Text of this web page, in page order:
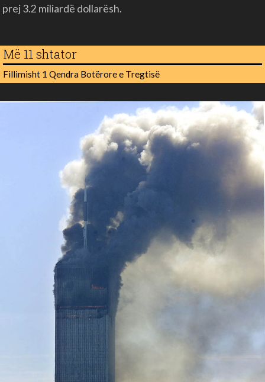
prej 3.2 miliardë dollarësh.
Më 11 shtator
Fillimisht 1 Qendra Botërore e Tregtisë